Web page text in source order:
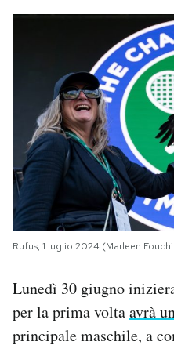
Rufus, 1 luglio 2024 (Marleen
Lunedì 30 giugno
per la prima voltaavrà
principale maschile, a